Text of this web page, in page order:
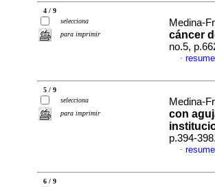
4 / 9
selecciona
para imprimir
Medina-
cáncer
no.5,
·
5 / 9
selecciona
para imprimir
Medina-
con
p.394-
·
6 / 9